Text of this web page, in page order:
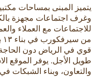
يتميز المبنى بمساحات
وغرف اجتماعات مجهزة
للاجتماعات مع العملاء
قوي في الرياض دون الحاجة
طويل الأجل. يوفر الموقع
والتعاون، وبناء الشبكات